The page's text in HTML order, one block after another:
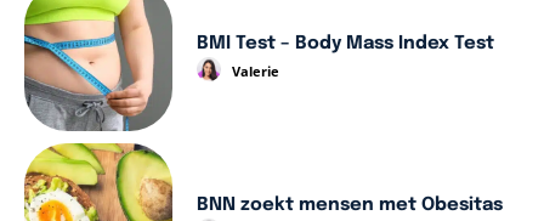
BMI Test – Body Mass Index Test
Valerie
BNN zoekt mensen met Obesitas